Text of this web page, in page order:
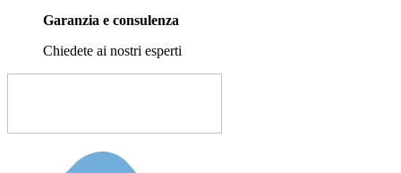
Garanzia e consulenza
Chiedete ai nostri esperti